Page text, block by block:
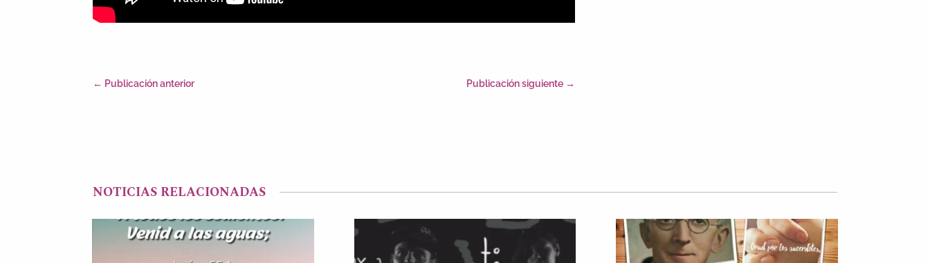
← Publicación anterior Publicación siguiente →
NOTICIAS RELACIONADAS